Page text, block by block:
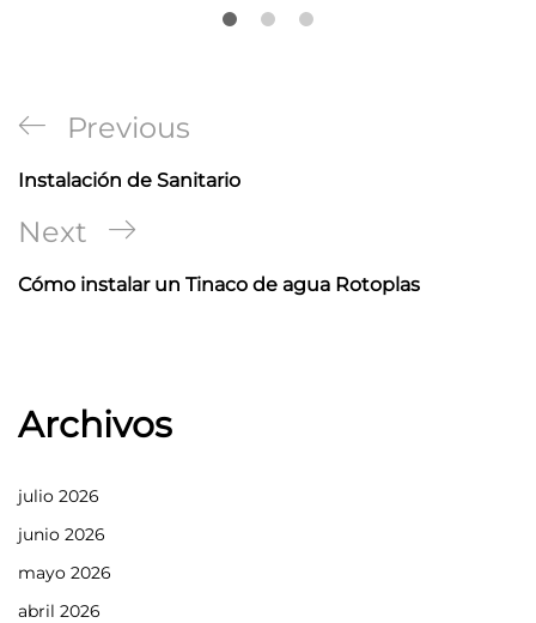
Navegación
de
entradas
Previous
Post
Previous
Instalación de Sanitario
Next
Post
Next
Cómo instalar un Tinaco de agua Rotoplas
Archivos
julio 2026
junio 2026
mayo 2026
abril 2026